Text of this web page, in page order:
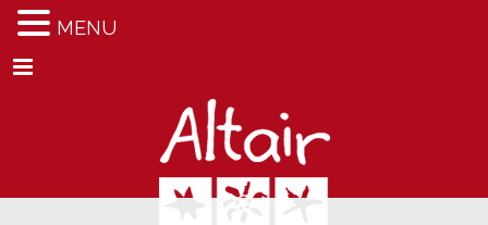
Menu
MENU